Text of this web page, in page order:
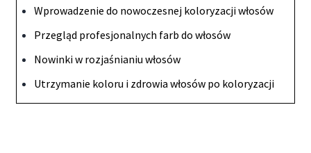
Wprowadzenie do nowoczesnej koloryzacji włosów
Przegląd profesjonalnych farb do włosów
Nowinki w rozjaśnianiu włosów
Utrzymanie koloru i zdrowia włosów po koloryzacji